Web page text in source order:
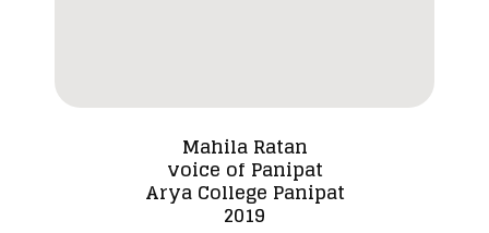
Mahila Ratan
voice of Panipat
Arya College Panipat
2019